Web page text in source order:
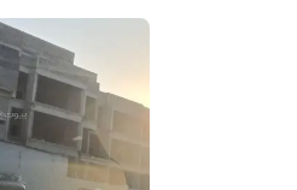
رقم صك الملكية
واجهة العقار
حدود واطوال العقار